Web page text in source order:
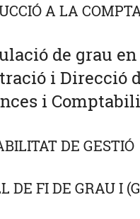
A LA
de grau en
i Direcció
i
DE GESTIÓ
DE FI DE GRAU I